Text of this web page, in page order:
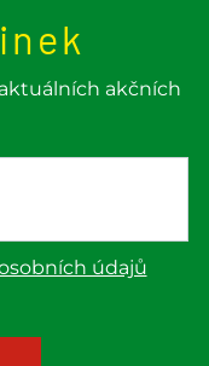
akčních
údajů